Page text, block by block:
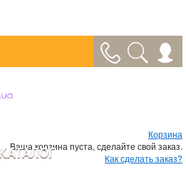
Корзина
Ваша корзина пуста, сделайте свой заказ.
Как сделать заказ?
КАТАЛОГ